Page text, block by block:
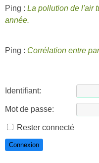
Ping : La pollution de l'air
année.
Ping : Corrélation entre
Identifiant:
Mot de passe:
Rester connecté
Connexion